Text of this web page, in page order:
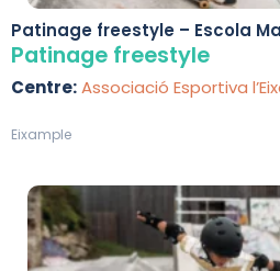
Patinage freestyle – Escola
Patinage freestyle
Centre:Associació Esportiva
Eixample